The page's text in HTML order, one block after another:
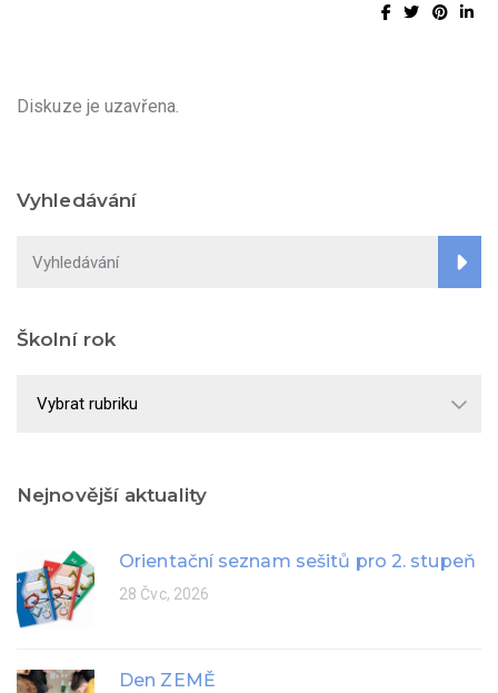
Diskuze je uzavřena.
Vyhledávání
Školní rok
Nejnovější aktuality
Orientační seznam sešitů pro 2. stupeň
28 Čvc, 2026
Den ZEMĚ